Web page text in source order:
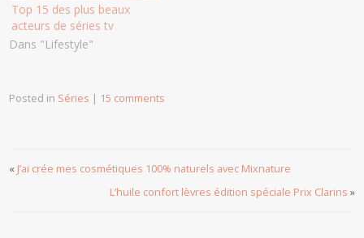
Top 15 des plus beaux
acteurs de séries tv
Dans "Lifestyle"
Posted in Séries | 15 comments
« J’ai crée mes cosmétiques 100% naturels avec Mixnature
L’huile confort lèvres édition spéciale Prix Clarins »